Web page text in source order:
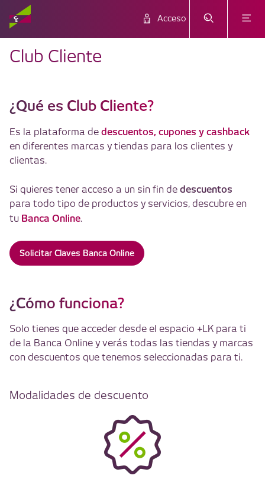
Acceso
Club Cliente
¿Qué es Club Cliente?
Es la plataforma de descuentos, cupones y cashback
en diferentes marcas y tiendas para los clientes y
clientas.
Si quieres tener acceso a un sin fin de descuentos
para todo tipo de productos y servicios, descubre en
tu Banca Online.
Solicitar Claves Banca Online
¿Cómo funciona?
Solo tienes que acceder desde el espacio +LK para ti
de la Banca Online y verás todas las tiendas y marcas
con descuentos que tenemos seleccionadas para ti.
Modalidades de descuento